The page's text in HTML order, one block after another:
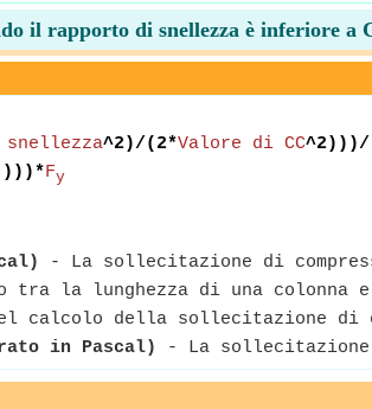
il rapporto di snellezza è inferiore a
snellezza^2)/(2*Valore di CC^2)))/
Fy
- La sollecitazione di
la lunghezza di una colonna
della sollecitazione di
in Pascal) - La sollecitazione